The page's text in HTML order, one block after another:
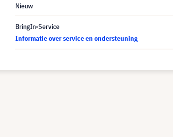
Nieuw
BringIn-Service
Informatie over service en ondersteuning